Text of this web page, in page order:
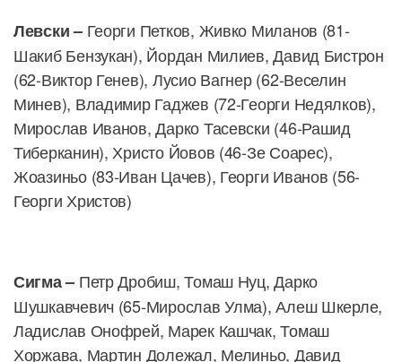
Левски –Георги Петков, Живко Миланов (81-
Шакиб Бензукан), Йордан Милиев, Давид Бистрон
(62-Виктор Генев), Лусио Вагнер (62-Веселин
Минев), Владимир Гаджев (72-Георги Недялков),
Мирослав Иванов, Дарко Тасевски (46-Рашид
Тиберканин), Христо Йовов (46-Зе Соарес),
Жоазиньо (83-Иван Цачев), Георги Иванов (56-
Георги Христов)
Сигма – Петр Дробиш, Томаш Нуц, Дарко
Шушкавчевич (65-Мирослав Улма), Алеш Шкерле,
Ладислав Онофрей, Марек Кашчак, Томаш
Хоржава, Мартин Долежал, Мелиньо, Давид